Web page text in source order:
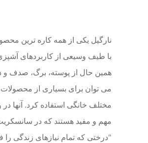
نارگیل یکی از همه کاره ترین
با طیف وسیعی از کاربردهای
همین حال از پوسته، برگ، صدف و
می توان برای بسیاری از محصولات
مختلف خانگی استفاده کرد. آنها در
مهم و مفید هستند که در سانسکریت
"درختی که تمام نیازهای زندگی را